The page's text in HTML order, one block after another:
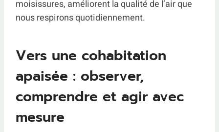
moisissures, améliorent la qualité de l’air que
nous respirons quotidiennement.
Vers une cohabitation
apaisée : observer,
comprendre et agir avec
mesure